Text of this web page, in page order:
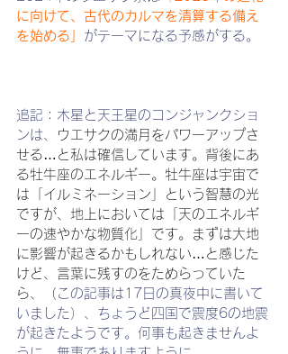
に向けて、古代のカルマを清算する備え
を始める」 がテーマになる予感がする。
追記：木星と天王星のコンジャンクショ
ンは、
ウエサクの満月をパワーアップさ
せる…と私は確信しています。背後にあ
る牡牛座のエネルギー。牡牛座は宇宙で
は「イルミネーション」という智慧の光
ですが、地上においては「天のエネルギ
ーの速やかな物質化」です。まずは大地
に影響が起きるかもしれない…と感じた
けど、言葉に残すのをためらっていた
ら、（ この記事は17日の真夜中に書いて
いました）、ちょうど四国で震度6の地震
が起きたようです。何事も起きませんよ